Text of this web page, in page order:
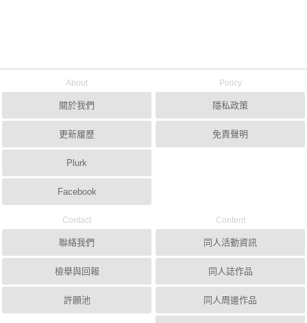
About
關於我們
更新履歷
Plurk
Facebook
Policy
隱私政策
免責聲明
Contact
聯絡我們
檢舉與回報
許願池
Content
同人活動資訊
同人誌作品
同人周邊作品